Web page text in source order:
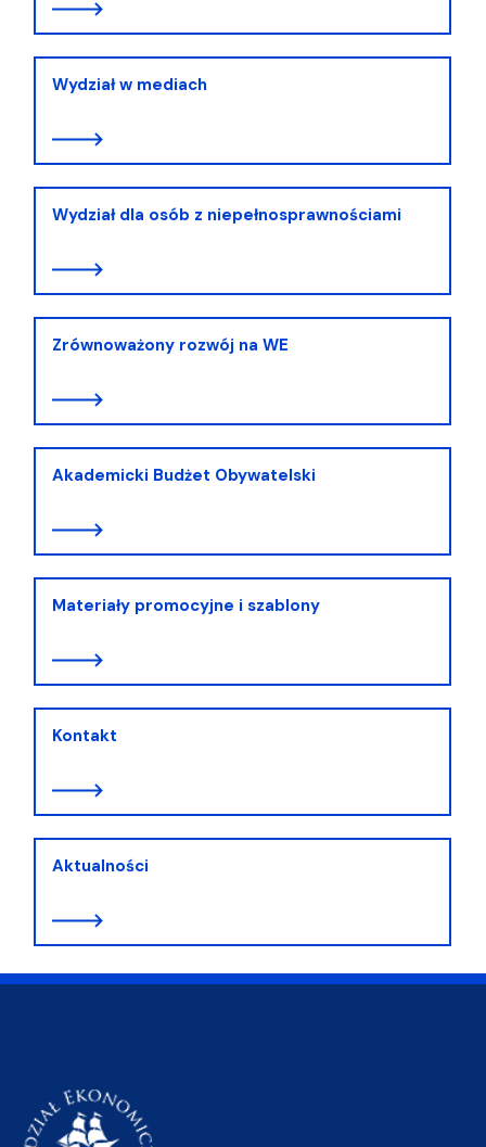
Wydział w mediach
Wydział dla osób z niepełnosprawnościami
Zrównoważony rozwój na WE
Akademicki Budżet Obywatelski
Materiały promocyjne i szablony
Kontakt
Aktualności